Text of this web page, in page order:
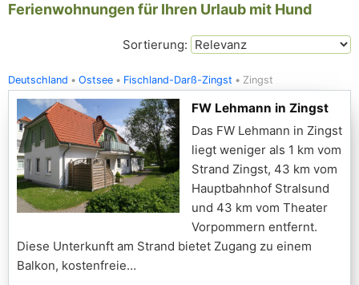
Ferienwohnungen für Ihren Urlaub mit Hund
Sortierung:
Deutschland Ostsee Fischland-Darß-Zingst Zingst
FW Lehmann in Zingst
Das FW Lehmann in Zingst
liegt weniger als 1 km vom
Strand Zingst, 43 km vom
Hauptbahnhof Stralsund
und 43 km vom Theater
Vorpommern entfernt.
Diese Unterkunft am Strand bietet Zugang zu einem
Balkon, kostenfreie